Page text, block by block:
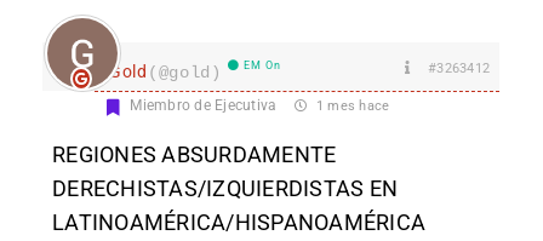
Gold (@gold) EM On #3263412
Miembro de Ejecutiva 1 mes hace
REGIONES ABSURDAMENTE
DERECHISTAS/IZQUIERDISTAS EN
LATINOAMÉRICA/HISPANOAMÉRICA